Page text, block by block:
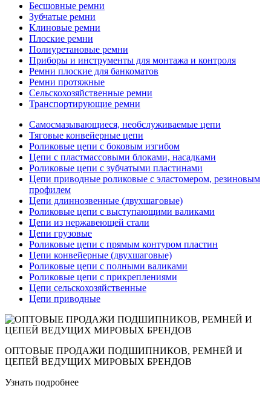
Бесшовные ремни
Зубчатые ремни
Клиновые ремни
Плоские ремни
Полиуретановые ремни
Приборы и инструменты для монтажа и контроля
Ремни плоские для банкоматов
Ремни протяжные
Сельскохозяйственные ремни
Транспортирующие ремни
Самосмазывающиеся, необслуживаемые цепи
Тяговые конвейерные цепи
Роликовые цепи с боковым изгибом
Цепи с пластмассовыми блоками, насадками
Роликовые цепи с зубчатыми пластинами
Цепи приводные роликовые с эластомером, резиновым
профилем
Цепи длиннозвенные (двухшаговые)
Роликовые цепи с выступающими валиками
Цепи из нержавеющей стали
Цепи грузовые
Роликовые цепи с прямым контуром пластин
Цепи конвейерные (двухшаговые)
Роликовые цепи с полными валиками
Роликовые цепи с прикреплениями
Цепи сельскохозяйственные
Цепи приводные
ОПТОВЫЕ ПРОДАЖИ ПОДШИПНИКОВ, РЕМНЕЙ И
ЦЕПЕЙ ВЕДУЩИХ МИРОВЫХ БРЕНДОВ
Узнать подробнее